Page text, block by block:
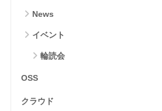
News
イベント
輪読会
OSS
クラウド